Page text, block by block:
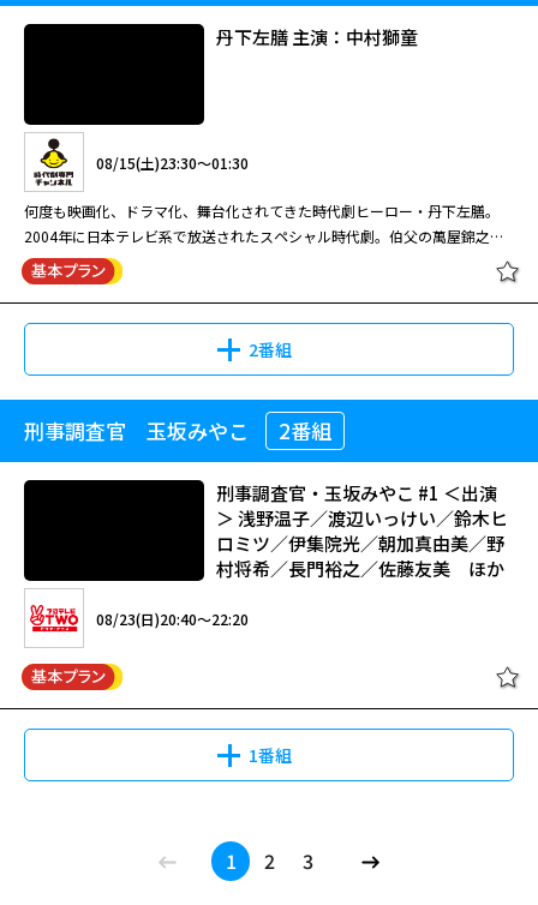
駒がなぜ埋められていたのか？ 石破が上条の過去を探るにつれ、彼の過酷
な生い立ち、そして彼と裏社会の伝説的な真剣師・東明重慶との関係が明ら
名取裕子扮する検事が“主婦の勘”を武器に事件の真相を暴く人気ミステリー
シリーズ第3弾。主人公・鶴丸あやは主婦にして京都地検の検事。彼女の検
事として武器は、法律知識などではない。TVのワイドショーや井戸端会議
の会話にあったりする。そんな彼女が、京都の街を主婦感覚で闊歩し、女検
事として躍動する。#8は120分枠。全8話。
08/19(水)04:00～05:00
名取裕子扮する検事が“主婦の勘”を武器に事件の真相を暴く人気ミステリー
事として武器は、法律知識などではない。TVのワイドショーや井戸端会議
の会話にあったりする。そんな彼女が、京都の街を主婦感覚で闊歩し、女検
京都地検の女7[終] #9
08/19(水)05:00～06:00
名取裕子扮する検事が“主婦の勘”を武器に事件の真相を暴く人気ミステリー
シリーズ第7弾。主人公・鶴丸あやは主婦にして京都地検の検事。彼女の検
事として武器は、法律知識などではない。TVのワイドショーや井戸端会議
の会話にあったりする。そんな彼女が、京都の街を主婦感覚で闊歩し、女検
事として躍動する。#1は120分枠SP。全9話。
閉じる
大ヒットクライムサスペンス『石の繭』の続編。シリーズ史上最も大胆かつ
複雑な事件の全貌とは？その衝撃のラストへのカウントダウンが今、始ま
る！（全5話）
連続ドラマW 水晶の鼓動 殺人分析
班 #2（全5話）
08/12(水)12:00～13:00
大ヒットクライムサスペンス『石の繭』の続編。シリーズ史上最も大胆かつ
連続ドラマW 水晶の鼓動 殺人分析
08/13(木)12:00～13:00
大ヒットクライムサスペンス『石の繭』の続編。シリーズ史上最も大胆かつ
複雑な事件の全貌とは？その衝撃のラストへのカウントダウンが今、始ま
連続ドラマW 水晶の鼓動 殺人分析
丹下左膳 主演：中村獅童
08/15(土)23:30～01:30
何度も映画化、ドラマ化、舞台化されてきた時代劇ヒーロー・丹下左膳。
2004年に日本テレビ系で放送されたスペシャル時代劇。伯父の萬屋錦之介
（中村錦之助）も演じたことのある丹下左膳役に挑んだ中村獅童は、同年
12月から新橋演舞場で舞台版『丹下左膳』にも主演し、持ち味を存分に発
徳川八代将軍・吉宗（風間杜夫）の治世。隻眼隻腕の素浪人・丹下左膳（中
村獅童）が居候する浅草駒形の小唄師匠・お藤（ともさかりえ）の家に、鼓
（RIKIYA）から盗んだ壺を持ち込んできた。与吉は、源三郎と司馬道場の
娘・萩乃（宮地真緒）との婚礼を阻止したい師範代・峰丹波（松重豊）に頼
まれ、引き出物として国元から運ばれてきた壺を盗み出したのだ。その後、
ひょんなことから壺は、汁粉屋の小僧・チョビ安（西原信裕）の手を経て左
膳のもとへわたるが、その中には、柳生家に伝わる隠し金百万両の在りかを
記した図面が隠されているという……。
2番組
丹下左膳 主演：中村獅童
08/15(土)23:30～01:30
何度も映画化、ドラマ化、舞台化されてきた時代劇ヒーロー・丹下左膳。
2004年に日本テレビ系で放送されたスペシャル時代劇。伯父の萬屋錦之介
（中村錦之助）も演じたことのある丹下左膳役に挑んだ中村獅童は、同年
12月から新橋演舞場で舞台版『丹下左膳』にも主演し、持ち味を存分に発
揮して好評を得た。墨で描いた髑髏柄が入った白地の着流し衣裳にも注目。
徳川八代将軍・吉宗（風間杜夫）の治世。隻眼隻腕の素浪人・丹下左膳（中
村獅童）が居候する浅草駒形の小唄師匠・お藤（ともさかりえ）の家に、鼓
芸人でお藤の舎弟の与吉（渡辺いっけい）が、伊賀藩の次男坊・柳生源三郎
まれ、引き出物として国元から運ばれてきた壺を盗み出したのだ。その後、
ひょんなことから壺は、汁粉屋の小僧・チョビ安（西原信裕）の手を経て左
丹下左膳 主演：中村獅童
08/23(日)19:00～21:05
刑事調査官 玉坂みやこ 2番組
刑事調査官・玉坂みやこ #1 ＜出演
＞ 浅野温子／渡辺いっけい／鈴木ヒ
ロミツ／伊集院光／朝加真由美／野
村将希／長門裕之／佐藤友美 ほか
08/23(日)20:40～22:20
1番組
刑事調査官・玉坂みやこ #1 ＜出演
＞ 浅野温子／渡辺いっけい／鈴木ヒ
ロミツ／伊集院光／朝加真由美／野
1 2 3